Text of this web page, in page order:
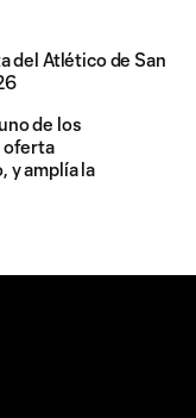
del Atlético de San
de los
oferta
y amplía la